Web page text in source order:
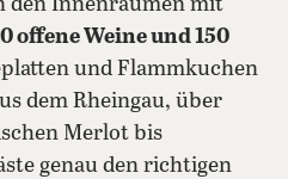
den Innenräumen mit
offene Weine und 150
und Flammkuchen
dem Rheingau, über
Merlot bis
genau den richtigen